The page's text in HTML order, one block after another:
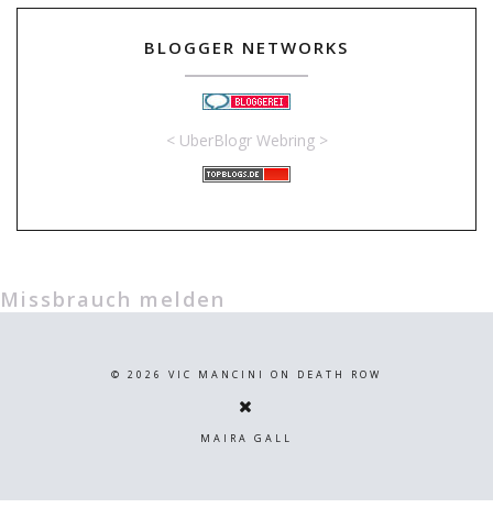
BLOGGER NETWORKS
< UberBlogr Webring >
Missbrauch melden
© 2026 VIC MANCINI ON DEATH ROW
MAIRA GALL